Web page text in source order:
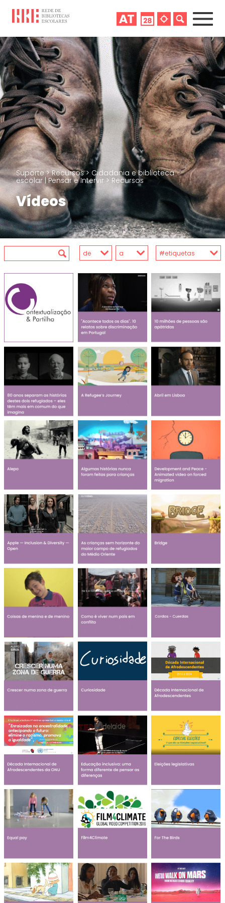
Suporte>Recursos> Cidadania e biblioteca
escolar | Pensar e Intervir> Recursos
Vídeos